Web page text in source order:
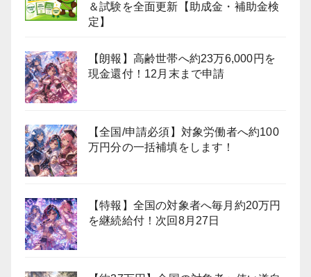
＆試験を全面更新【助成金・補助金検
定】
【朗報】高齢世帯へ約23万6,000円を
現金還付！12月末まで申請
【全国/申請必須】対象労働者へ約100
万円分の一括補填をします！
【特報】全国の対象者へ毎月約20万円
を継続給付！次回8月27日